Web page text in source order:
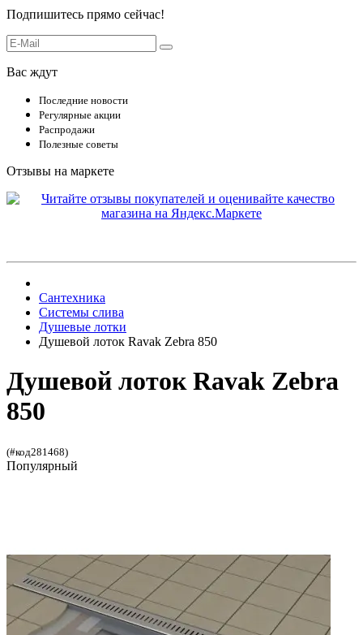
Подпишитесь прямо сейчас!
Вас ждут
Последние новости
Регулярные акции
Распродажи
Полезные советы
Отзывы на маркете
Сантехника
Системы слива
Душевые лотки
Душевой лоток Ravak Zebra 850
Душевой лоток Ravak Zebra
850
(#код281468)
Популярный